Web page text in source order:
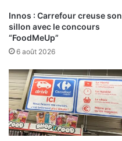
Innos : Carrefour creuse son
sillon avec le concours
“FoodMeUp”
6 août 2026